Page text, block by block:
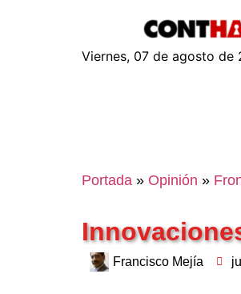
Viernes, 07 de agosto de
Portada » Opinión »
Francisco Mejía